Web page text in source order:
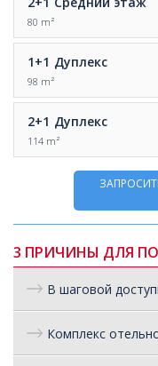
80 m²
1+1 Дуплекс
98 m²
2+1 Дуплекс
114 m²
3 ПРИЧИНЫ ДЛЯ
В шаговой
Комплекс